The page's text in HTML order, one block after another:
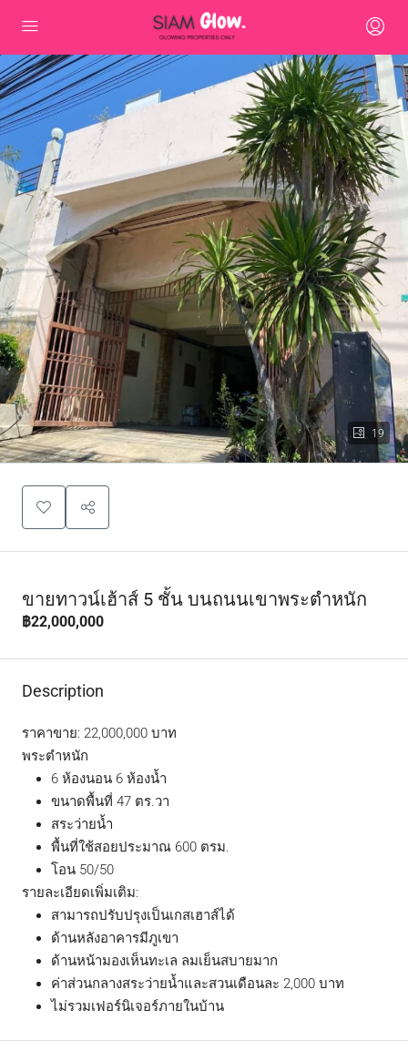
19
ขายทาวน์เฮ้าส์ 5 ชั้น บนถนนเขาพระตำหนัก
฿22,000,000
Description
ราคาขาย: 22,000,000 บาท
พระตำหนัก
6 ห้องนอน 6 ห้องน้ำ
ขนาดพื้นที่ 47 ตร.วา
สระว่ายน้ำ
พื้นที่ใช้สอยประมาณ 600 ตรม.
โอน 50/50
รายละเอียดเพิ่มเติม:
สามารถปรับปรุงเป็นเกสเฮาส์ได้
ด้านหลังอาคารมีภูเขา
ด้านหน้ามองเห็นทะเล ลมเย็นสบายมาก
ค่าส่วนกลางสระว่ายน้ำและสวนเดือนละ 2,000 บาท
ไม่รวมเฟอร์นิเจอร์ภายในบ้าน